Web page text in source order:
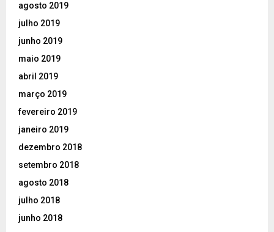
agosto 2019
julho 2019
junho 2019
maio 2019
abril 2019
março 2019
fevereiro 2019
janeiro 2019
dezembro 2018
setembro 2018
agosto 2018
julho 2018
junho 2018